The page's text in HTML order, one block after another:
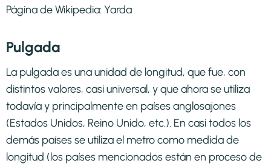
Página de Wikipedia: Yarda
Pulgada
La pulgada es una unidad de longitud, que fue, con
distintos valores, casi universal, y que ahora se utiliza
todavía y principalmente en países anglosajones
(Estados Unidos, Reino Unido, etc.). En casi todos los
demás países se utiliza el metro como medida de
longitud (los países mencionados están en proceso de